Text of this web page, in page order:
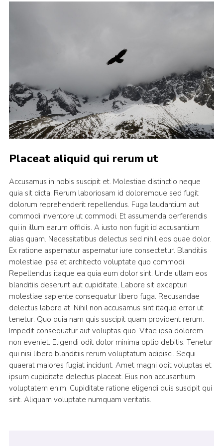
Placeat aliquid qui rerum ut
Accusamus in nobis suscipit et. Molestiae distinctio neque
quia sit dicta. Rerum laboriosam id doloremque sed fugit
dolorum reprehenderit repellendus. Fuga laudantium aut
commodi inventore ut commodi. Et assumenda perferendis
qui in illum earum officiis. A iusto non fugit id accusantium
alias quam. Necessitatibus delectus sed nihil eos quae dolor.
Ex ratione aspernatur aspernatur iure consectetur. Blanditiis
molestiae ipsa et architecto voluptate quo commodi.
Repellendus itaque ea quia eum dolor sint. Unde ullam eos
blanditiis deserunt aut cupiditate. Labore sit excepturi
molestiae sapiente consequatur libero fuga. Recusandae
delectus labore at. Nihil non accusamus sint itaque error ut
tenetur. Quo quia nam quis suscipit quam provident rerum.
Impedit consequatur aut voluptas quo. Vitae ipsa dolorem
non eveniet. Eligendi odit dolor minima optio debitis. Tenetur
qui nisi libero blanditiis rerum voluptatum adipisci. Sequi
quaerat maiores fugiat incidunt. Amet magni odit voluptas et
ipsum cupiditate delectus placeat. Eius non accusantium
voluptatem enim. Cupiditate ratione eligendi quis suscipit qui
sint. Aliquam voluptate numquam veritatis.